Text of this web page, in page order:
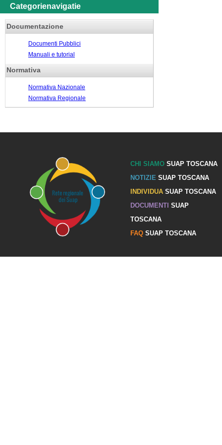
Categorienavigatie
Documentazione
Documenti Pubblici
Manuali e tutorial
Normativa
Normativa Nazionale
Normativa Regionale
CHI SIAMOSUAP TOSCANA
NOTIZIE SUAP TOSCANA
INDIVIDUASUAP TOSCANA
DOCUMENTI SUAP
TOSCANA
FAQSUAP TOSCANA